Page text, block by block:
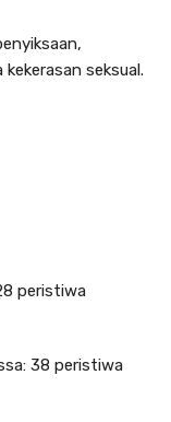
seksual.
peristiwa
38 peristiwa